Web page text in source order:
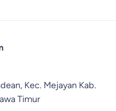
Kec. Mejayan Kab.
Timur